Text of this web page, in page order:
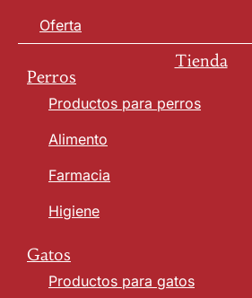
Oferta
Tienda
Perros
Productos para perros
Alimento
Farmacia
Higiene
Gatos
Productos para gatos